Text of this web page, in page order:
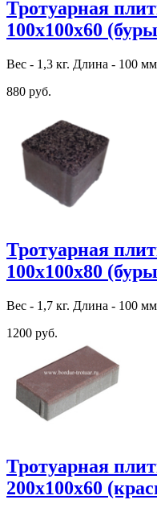
Тротуарная
100х100х60
Вес - 1,3 кг. Длина - 100
880 руб.
Тротуарная
100х100х80
Вес - 1,7 кг. Длина - 100
1200 руб.
Тротуарная
200х100х60